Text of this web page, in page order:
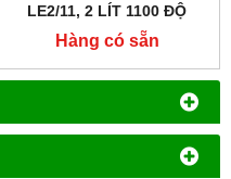
LE2/11, 2 LÍT 1100 ĐỘ
Hàng có sẵn